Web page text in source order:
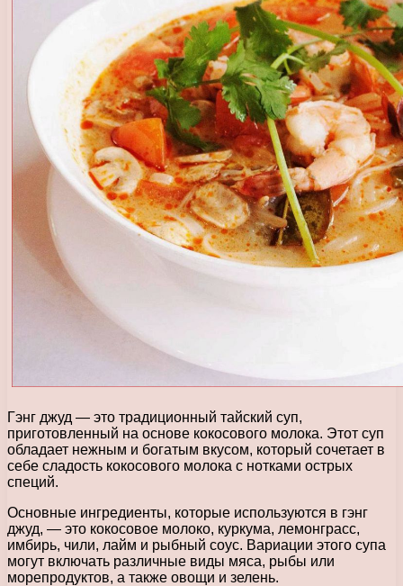
Гэнг джуд — это традиционный тайский суп,
приготовленный на основе кокосового молока. Этот суп
обладает нежным и богатым вкусом, который сочетает в
себе сладость кокосового молока с нотками острых
специй.
Основные ингредиенты, которые используются в гэнг
джуд, — это кокосовое молоко, куркума, лемонграсс,
имбирь, чили, лайм и рыбный соус. Вариации этого супа
могут включать различные виды мяса, рыбы или
морепродуктов, а также овощи и зелень.